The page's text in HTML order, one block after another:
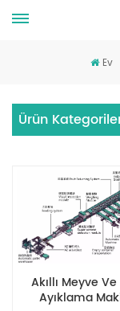
Ev
Ürün
Akıllı Meyve
Ayıklama